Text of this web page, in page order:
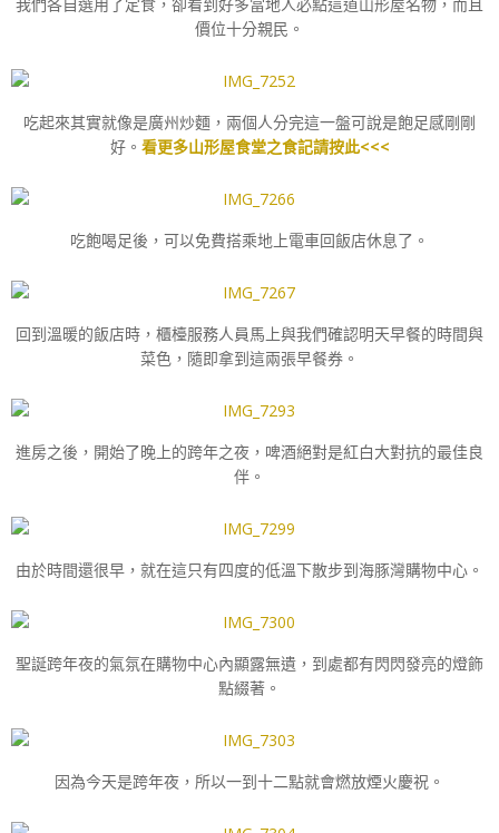
價位十分親民。
吃起來其實就像是廣州炒麵，兩個人分完這一盤可說是飽足感剛剛
好。 看更多山形屋食堂之食記請按此<<<
吃飽喝足後，可以免費搭乘地上電車回飯店休息了。
回到溫暖的飯店時，櫃檯服務人員馬上與我們確認明天早餐的時間與
菜色，隨即拿到這兩張早餐券。
進房之後，開始了晚上的跨年之夜，啤酒絕對是紅白大對抗的最佳良
伴。
由於時間還很早，就在這只有四度的低溫下散步到海豚灣購物中心。
聖誕跨年夜的氣氛在購物中心內顯露無遺，到處都有閃閃發亮的燈飾
點綴著。
因為今天是跨年夜，所以一到十二點就會燃放煙火慶祝。